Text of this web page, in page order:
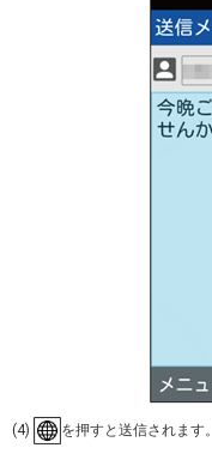
(4) を押すと送信されます。